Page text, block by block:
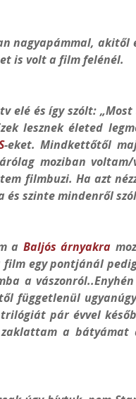
nagyapámmal, akitől
is volt a film felénél.
elé és így szólt: „Most
lesznek életed
-eket. Mindkettőtől
moziban voltam/
filmbuzi. Ha azt
és szinte mindenről
a Baljós árnyakra
egy pontjánál
a
függetlenül
pár évvel
a bátyámat